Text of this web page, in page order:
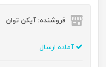
فروشنده: آیکن توان
آماده ارسال